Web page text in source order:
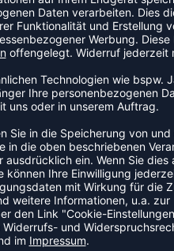
Ausrüstungsteil, das im